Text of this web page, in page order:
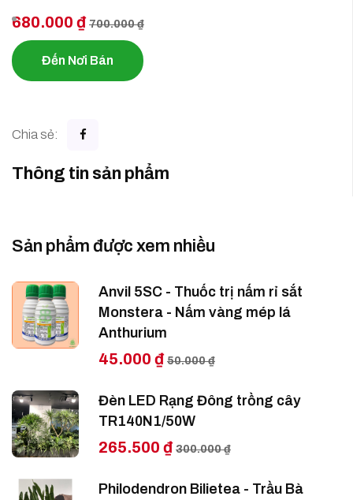
680.000 ₫ 700.000 ₫
Đến Nơi Bán
Chia sẻ:
Thông tin sản phẩm
Sản phẩm được xem nhiều
Anvil 5SC - Thuốc trị nấm rỉ sắt
Monstera - Nấm vàng mép lá
Anthurium
45.000 ₫ 50.000 ₫
Đèn LED Rạng Đông trồng cây
TR140N1/50W
265.500 ₫ 300.000 ₫
Philodendron Bilietea - Trầu Bà